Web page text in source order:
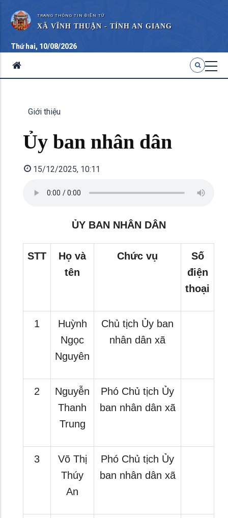
TRANG THÔNG TIN ĐIỆN TỬ
XÃ VĨNH THUẬN - TỈNH AN GIANG
Thứ hai, 10/08/2026
Giới thiệu
Ủy ban nhân dân
15/12/2025, 10:11
ỦY BAN NHÂN DÂN
STT
Họ và
tên
Chức vụ
Số
điện
thoại
1
Huỳnh
Ngọc
Nguyên
Chủ tịch Ủy ban
nhân dân xã
2
Nguyễn
Thanh
Trung
Phó Chủ tịch Ủy
ban nhân dân xã
3
Võ Thị
Thúy
An
Phó Chủ tịch Ủy
ban nhân dân xã